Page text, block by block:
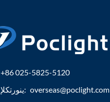
+86 025-5825-5120
ينورتكلإ ديرب: overseas@poclight.com